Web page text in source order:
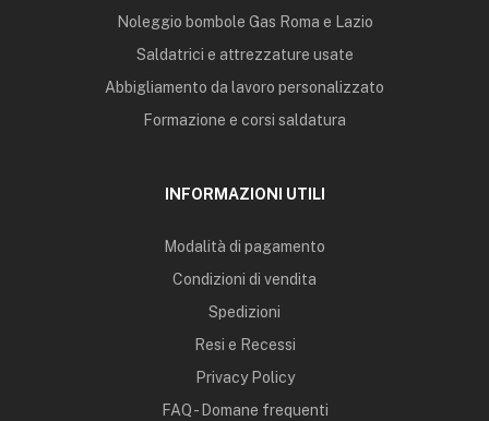
Noleggio bombole Gas Roma e Lazio
Saldatrici e attrezzature usate
Abbigliamento da lavoro personalizzato
Formazione e corsi saldatura
INFORMAZIONI UTILI
Modalità di pagamento
Condizioni di vendita
Spedizioni
Resi e Recessi
Privacy Policy
FAQ - Domane frequenti